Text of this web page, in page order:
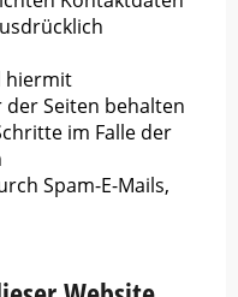
hiermit
Seiten behalten
im Falle der
Spam-E-Mails,